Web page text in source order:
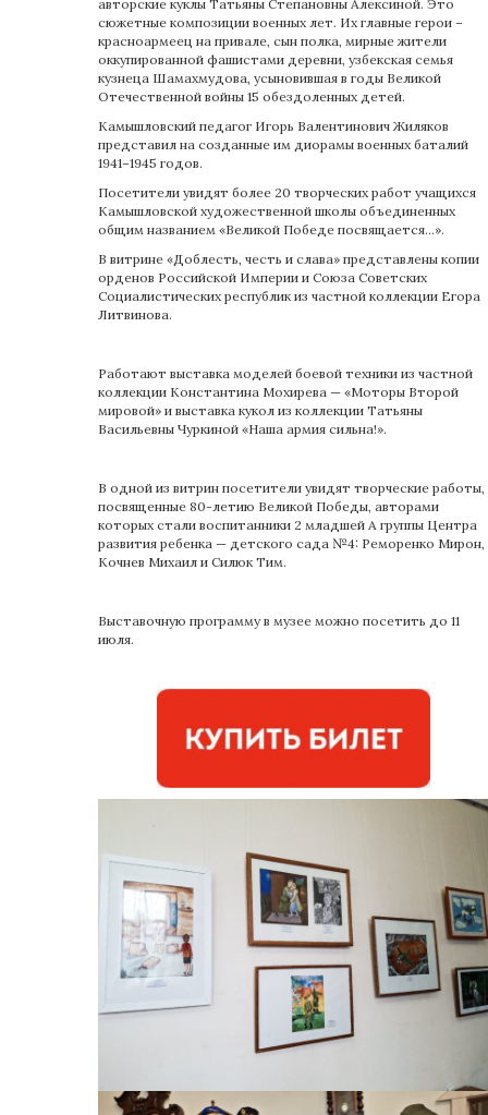
авторские куклы Татьяны Степановны Алексиной. Это
сюжетные композиции военных лет. Их главные герои –
красноармеец на привале, сын полка, мирные жители
оккупированной фашистами деревни, узбекская семья
кузнеца Шамахмудова, усыновившая в годы Великой
Отечественной войны 15 обездоленных детей.
Камышловский педагог Игорь Валентинович Жиляков
представил на созданные им диорамы военных баталий
1941–1945 годов.
Посетители увидят более 20 творческих работ учащихся
Камышловской художественной школы объединенных
общим названием «Великой Победе посвящается…».
В витрине «Доблесть, честь и слава» представлены копии
орденов Российской Империи и Союза Советских
Социалистических республик из частной коллекции Егора
Литвинова.
Работают выставка моделей боевой техники из частной
коллекции Константина Мохирева — «Моторы Второй
мировой» и выставка кукол из коллекции Татьяны
Васильевны Чуркиной «Наша армия сильна!».
В одной из витрин посетители увидят творческие работы,
посвященные 80-летию Великой Победы, авторами
которых стали воспитанники 2 младшей А группы Центра
развития ребенка — детского сада №4: Реморенко Мирон,
Кочнев Михаил и Силюк Тим.
Выставочную программу в музее можно посетить до 11
июля.